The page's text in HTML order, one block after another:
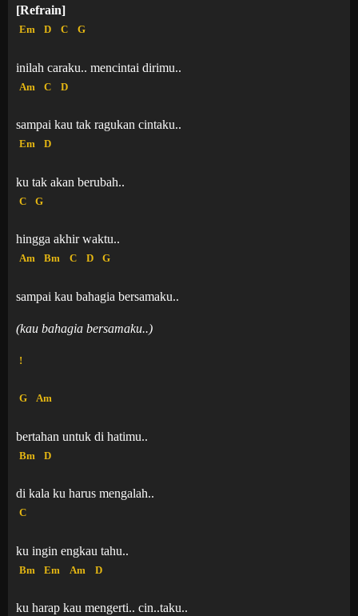
[Refrain]
Em D C G
inilah caraku.. mencintai dirimu..
Am C D
sampai kau tak ragukan cintaku..
Em D
ku tak akan berubah..
C G
hingga akhir waktu..
Am Bm C D G
sampai kau bahagia bersamaku..
(kau bahagia bersamaku..)
!
G Am
bertahan untuk di hatimu..
Bm D
di kala ku harus mengalah..
C
ku ingin engkau tahu..
Bm Em Am D
ku harap kau mengerti.. cin..taku..